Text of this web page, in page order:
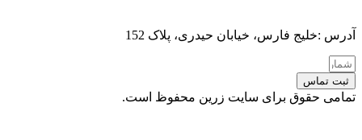
آدرس :خلیج فارس، خیابان حیدری، پلاک 152
ثبت تماس
تمامی حقوق برای سایت زرین محفوظ است.